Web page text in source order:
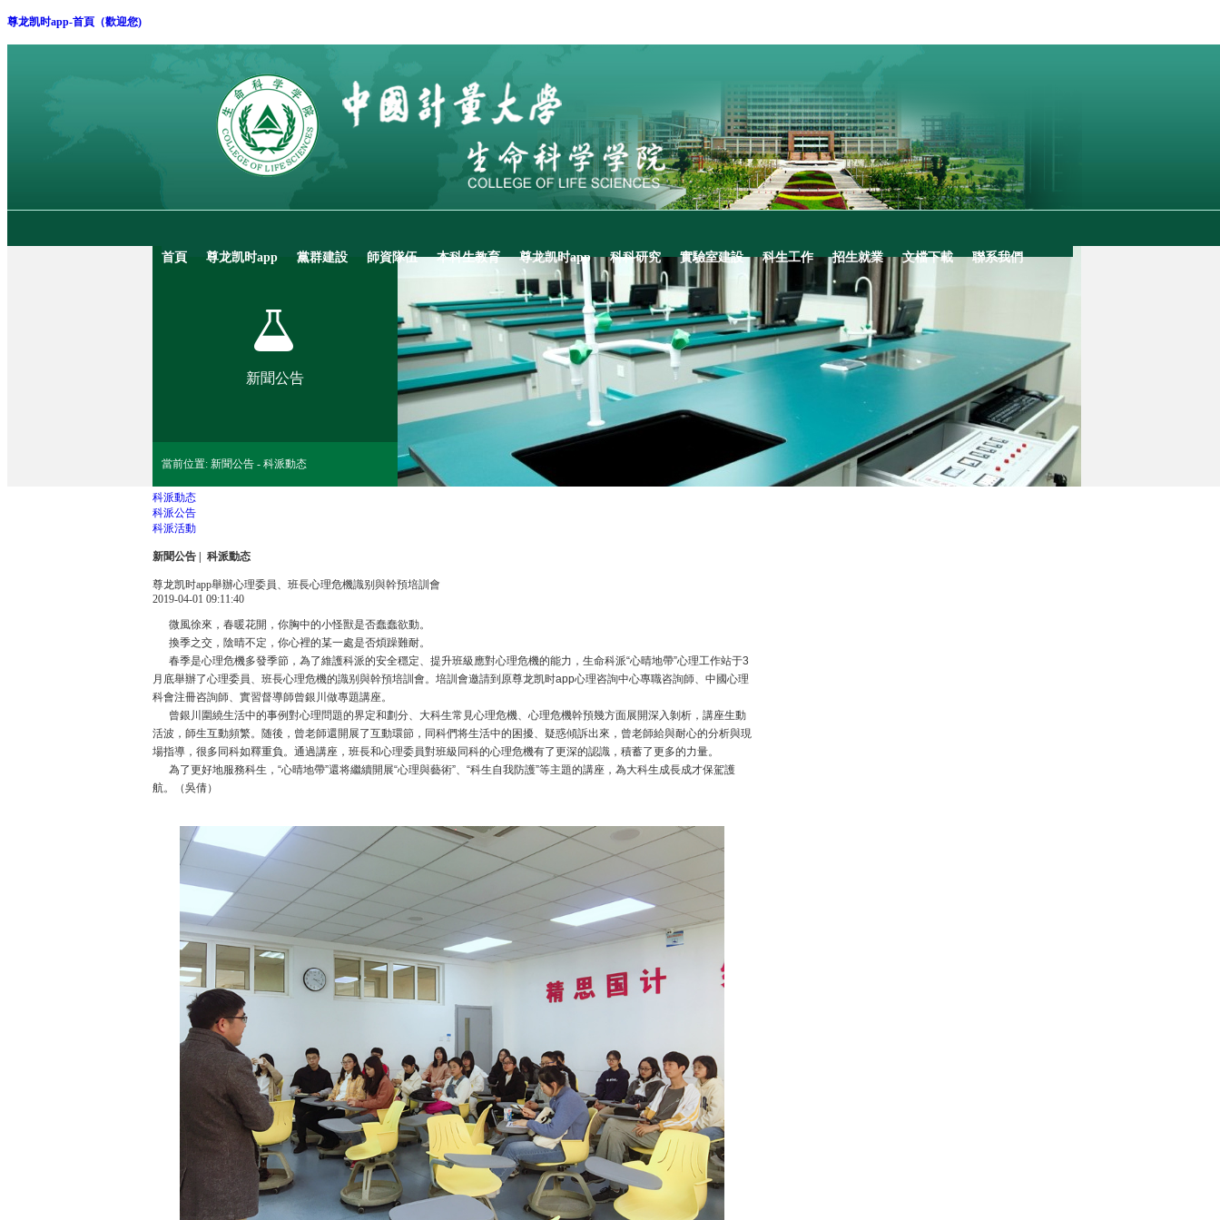
尊龙凯时app-首頁（歡迎您)
首頁 尊龙凯时app 黨群建設 師資隊伍 本科生教育 尊龙凯时app 科科研究 實驗室建設 科生工作 招生就業 文檔下載 聯系我們
新聞公告
當前位置: 新聞公告 - 科派動态
科派動态
科派公告
科派活動
新聞公告 | 科派動态
尊龙凯时app舉辦心理委員、班長心理危機識别與幹預培訓會
2019-04-01 09:11:40
微風徐來，春暖花開，你胸中的小怪獸是否蠢蠢欲動。
換季之交，陰晴不定，你心裡的某一處是否煩躁難耐。
春季是心理危機多發季節，為了維護科派的安全穩定、提升班級應對心理危機的能力，生命科派“心晴地帶”心理工作站于3
月底舉辦了心理委員、班長心理危機的識别與幹預培訓會。培訓會邀請到原尊龙凯时app心理咨詢中心專職咨詢師、中國心理
科會注冊咨詢師、實習督導師曾銀川做專題講座。
曾銀川圍繞生活中的事例對心理問題的界定和劃分、大科生常見心理危機、心理危機幹預幾方面展開深入剝析，講座生動
活波，師生互動頻繁。随後，曾老師還開展了互動環節，同科們将生活中的困擾、疑惑傾訴出來，曾老師給與耐心的分析與現
場指導，很多同科如釋重負。通過講座，班長和心理委員對班級同科的心理危機有了更深的認識，積蓄了更多的力量。
為了更好地服務科生，“心晴地帶”還将繼續開展“心理與藝術”、“科生自我防護”等主題的講座，為大科生成長成才保駕護
航。（吳倩）